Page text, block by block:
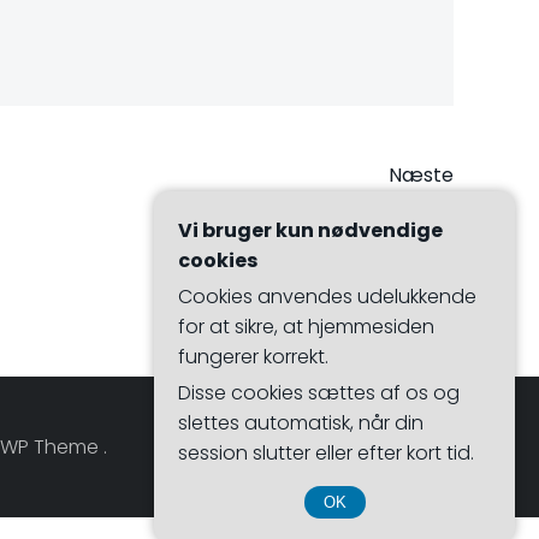
Næste
Theme .
Vi bruger kun nødvendige
cookies
Cookies anvendes udelukkende
for at sikre, at hjemmesiden
fungerer korrekt.
Disse cookies sættes af os og
slettes automatisk, når din
session slutter eller efter kort tid.
OK